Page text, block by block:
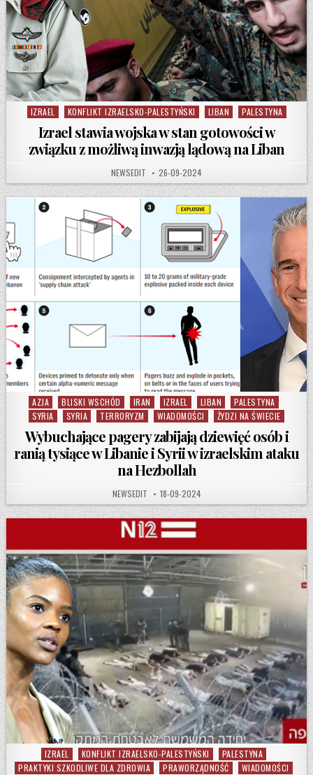
Posted in
IZRAEL KONFLIKT IZRAELSKO-PALESTYŃSKI LIBAN PALESTYNA
Izrael stawia wojska w stan gotowości w
związku z możliwą inwazją lądową na Liban
AUTHOR:
NEWSEDIT PUBLISHED DATE:
26-09-2024
Posted in
AZJA BLISKI WSCHÓD IRAN IZRAEL LIBAN
PALESTYNA
SYRIA
SYRIA TERRORYZM WIADOMOŚCI ŻYDZI NA ŚWIECIE
Wybuchające pagery zabijają dziewięć osób i
ranią tysiące w Libanie i Syrii w izraelskim ataku
na Hezbollah
AUTHOR:
NEWSEDIT PUBLISHED DATE:
18-09-2024
Posted in
IZRAEL KONFLIKT IZRAELSKO-PALESTYŃSKI
PALESTYNA
PRAKTYKI SZKODLIWE DLA ZDROWIA
PRAWORZĄDNOŚĆ
WIADOMOŚCI